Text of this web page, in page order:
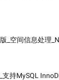
_空间信息处理
支持MySQL